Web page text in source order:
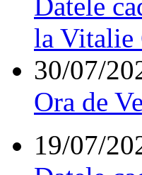
Datele
la Vitalie
30/07/
Ora de
19/07/